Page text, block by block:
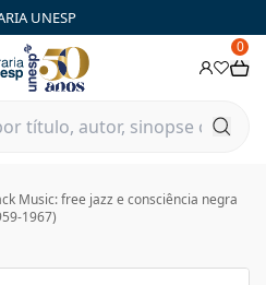
UNESP
0
Music: free jazz e consciência negra
1967)